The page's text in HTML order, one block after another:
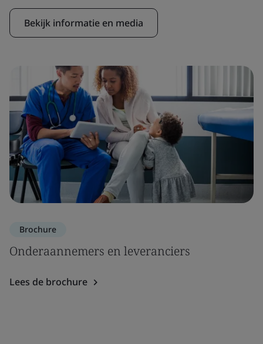
Bekijk informatie en media
Brochure
Onderaannemers en leveranciers
Lees de brochure